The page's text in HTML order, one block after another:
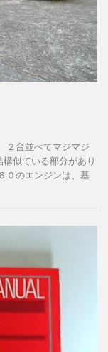
２台並べてマジマジ
似ている部分があり
０のエンジンは、基